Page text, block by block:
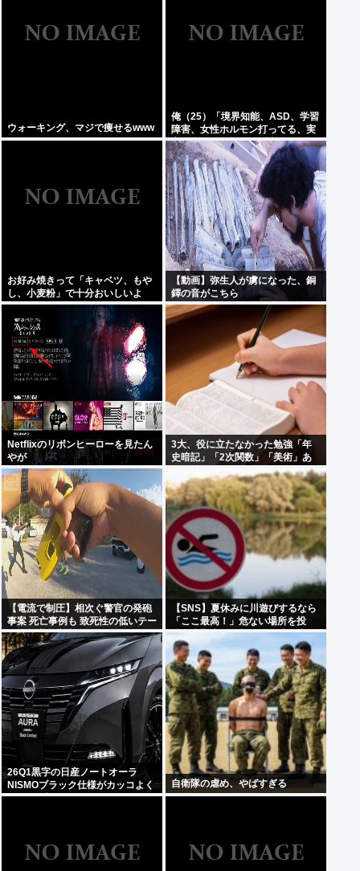
ウォーキング、マジで痩せるwww
俺（25）「境界知能、ASD、学習
障害、女性ホルモン打ってる、実
家が細い、父親がアル中」⇦こいつ
が何歳でジサツするか予想しよう
ぜWW
お好み焼きって「キャベツ、もや
し、小麦粉」で十分おいしいよ
ね？
【動画】弥生人が虜になった、銅
鐸の音がこちら
Netflixのリボンヒーローを見たん
やが
3大、役に立たなかった勉強「年
史暗記」「2次関数」「美術」あ
【電流で制圧】相次ぐ警官の発砲
事案 死亡事例も 致死性の低いテー
ザー銃導入指摘
【SNS】夏休みに川遊びするなら
「ここ最高！」危ない場所を投
稿、水難事故が起きたら法的責任
を問われる？
26Q1黒字の日産ノートオーラ
NISMOブラック仕様がカッコよく
てなんか悔しい
自衛隊の虐め、やばすぎる